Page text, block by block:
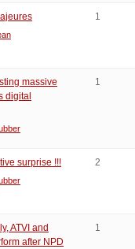
1
massive
digital
1
surprise !!! 2
ATVI and
after NPD
1